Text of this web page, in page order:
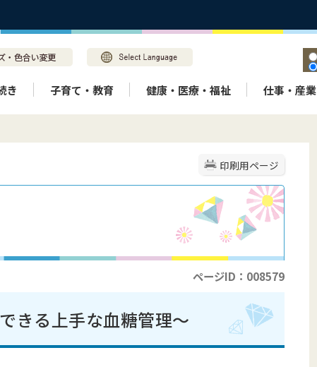
き 子育て・教育 健康・医療・福祉 仕事・産業
印刷用ページ
ページID：008579
きる上手な血糖管理～